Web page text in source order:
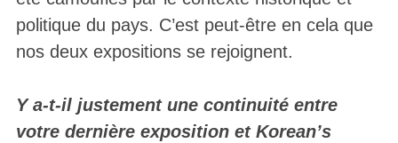
politique du pays. C’est peut-être en cela que
nos deux expositions se rejoignent.
Y a-t-il justement une continuité entre
votre dernière exposition et Korean’s